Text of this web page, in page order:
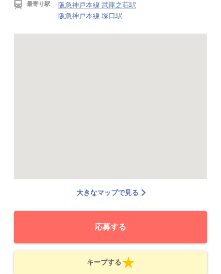
最寄り駅
阪急神戸本線 武庫之荘駅
阪急神戸本線 塚口駅
大きなマップで見る
応募する
キープする